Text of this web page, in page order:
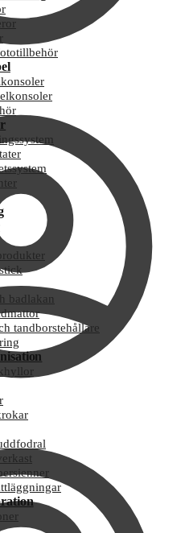
badlakan
tandborstehållare